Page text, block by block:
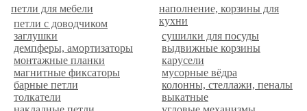
петли для мебели
петли с доводчиком
заглушки
демпферы, амортизаторы
монтажные планки
магнитные фиксаторы
барные петли
толкатели
наполнение, корзины для
кухни
сушилки для посуды
выдвижные корзины
карусели
мусорные вёдра
колонны, стеллажи, пеналы
выкатные